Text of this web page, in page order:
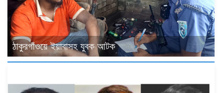
ঠাকুরগাঁওয়ে ইয়াবাসহ যুবক আটক